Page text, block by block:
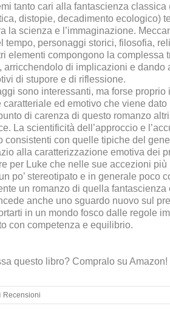
tanto cari alla fantascienza classica
distopie, decadimento ecologico)
la scienza e l’immaginazione.
tempo, personaggi storici, filosofia,
elementi compongono la complessa
arricchendolo di implicazioni e dando
di stupore e di riflessione.
sono interessanti, ma forse proprio
caratteriale ed emotivo che viene
di carenza di questo romanzo
La scientificità dell’approccio e
consistenti con quelle tipiche del
alla caratterizzazione emotiva dei
per Luke che nelle sue accezioni
po’ stereotipato e in generale poco
un romanzo di quella fantascienza
anche uno sguardo nuovo sul
in un mondo fosco dalle regole
con competenza e equilibrio.
questo libro? Compralo su Amazon!
Recensioni